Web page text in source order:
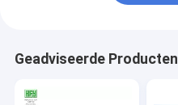
Geadviseerde Producten